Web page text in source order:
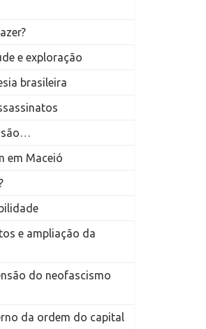
e exploração
brasileira
são…
em Maceió
e ampliação da
do neofascismo
da ordem do capital